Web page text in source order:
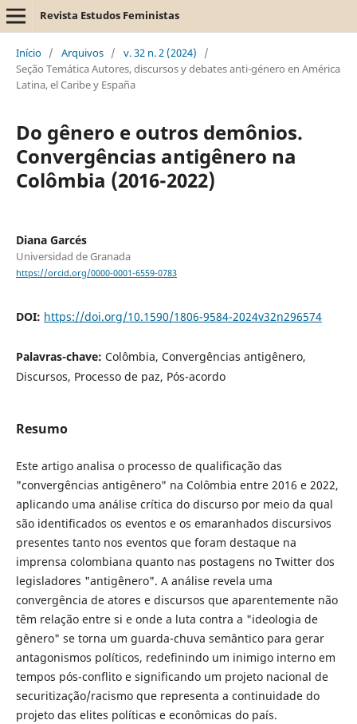
Revista Estudos Feministas
Início / Arquivos / v. 32 n. 2 (2024)
/
Seção Temática Autores, discursos y debates anti-género en América
Latina, el Caribe y España
Do gênero e outros demônios.
Convergências antigênero na
Colômbia (2016-2022)
Diana Garcés
Universidad de Granada
https://orcid.org/0000-0001-6559-0783
DOI: https://doi.org/10.1590/1806-9584-2024v32n296574
Palavras-chave: Colômbia, Convergências antigênero,
Discursos, Processo de paz, Pós-acordo
Resumo
Este artigo analisa o processo de qualificação das
"convergências antigênero" na Colômbia entre 2016 e 2022,
aplicando uma análise crítica do discurso por meio da qual
são identificados os eventos e os emaranhados discursivos
presentes tanto nos eventos que foram destaque na
imprensa colombiana quanto nas postagens no Twitter dos
legisladores "antigênero". A análise revela uma
convergência de atores e discursos que aparentemente não
têm relação entre si e onde a luta contra a "ideologia de
gênero" se torna um guarda-chuva semântico para gerar
antagonismos políticos, redefinindo um inimigo interno em
tempos pós-conflito e significando um projeto nacional de
securitização/racismo que representa a continuidade do
projeto das elites políticas e econômicas do país.